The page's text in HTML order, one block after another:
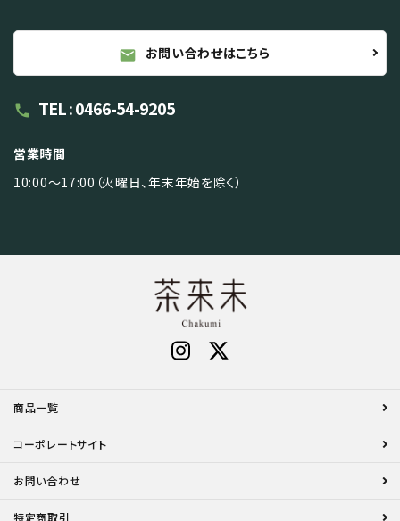
mail お問い合わせはこちら
call TEL : 0466-54-9205
営業時間
10:00～17:00（火曜日、年末年始を除く）
商品一覧
コーポレートサイト
お問い合わせ
特定商取引